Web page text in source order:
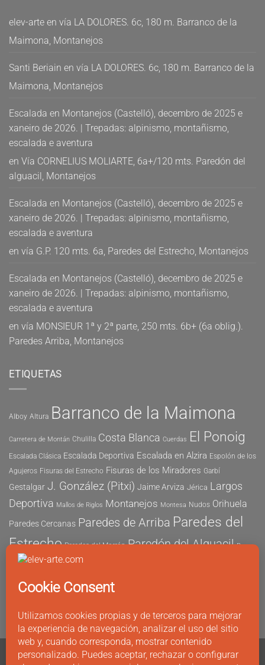
elev-arte en vía LA DOLORES. 6c, 180 m. Barranco de la
Maimona, Montanejos
Santi Beriain en vía LA DOLORES. 6c, 180 m. Barranco de la
Maimona, Montanejos
Escalada en Montanejos (Castelló), decembro de 2025 e
xaneiro de 2026. | Trepadas: alpinismo, montañismo,
escalada e aventura
en Vía CORNELIUS MOLIARTE, 6a+/120 mts. Paredón del
alguacil, Montanejos
Escalada en Montanejos (Castelló), decembro de 2025 e
xaneiro de 2026. | Trepadas: alpinismo, montañismo,
escalada e aventura
en vía G.P. 120 mts. 6a, Paredes del Estrecho, Montanejos
Escalada en Montanejos (Castelló), decembro de 2025 e
xaneiro de 2026. | Trepadas: alpinismo, montañismo,
escalada e aventura
en vía MONSIEUR 1ª y 2ª parte, 250 mts. 6b+ (6a oblig.).
Paredes Arriba, Montanejos
ETIQUETAS
Alboy Altura Barranco de la Maimona
Carretera de Montán Chulilla Costa Blanca Cuerdas El Ponoig
Escalada Clásica Escalada Deportiva Escalada en Alzira Espolón de los
Agujeros Fisuras del Estrecho Fisuras de los Miradores Garbí
Gestalgar J. González (Pitxi) Jaime Arviza Jérica Largos
Deportiva Mallos de Riglos Montanejos Montesa Nudos Orihuela
Paredes Cercanas Paredes de Arriba Paredes del
Estrecho Paredes del Morrón Paredón del Alguacil Pau
Vicent Peña María Peñón de Ifach
Este Sector Sur Sector Tubo Seguridad
Fuertes Álvaro Vernich